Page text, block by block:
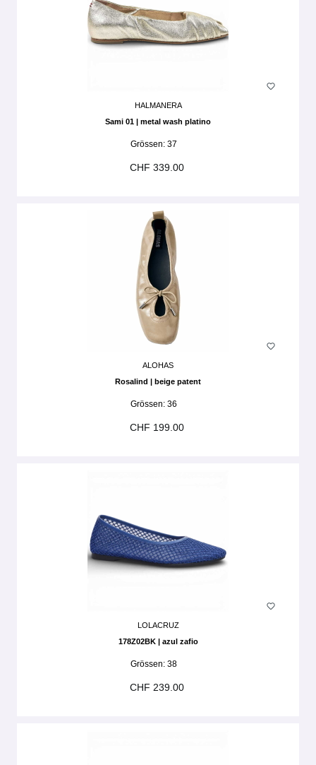
HALMANERA
Sami 01 | metal wash platino
Grössen: 37
CHF 339.00
ALOHAS
Rosalind | beige patent
Grössen: 36
CHF 199.00
LOLACRUZ
178Z02BK | azul zafio
Grössen: 38
CHF 239.00